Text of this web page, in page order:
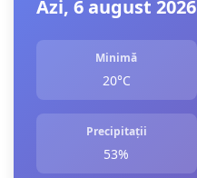
Azi, 6 august 2026
Minimă
20°C
Precipitații
53%